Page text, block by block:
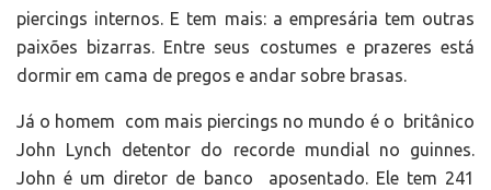
piercings internos. E tem mais: a empresária tem outras
paixões bizarras. Entre seus costumes e prazeres está
dormir em cama de pregos e andar sobre brasas.
Já o homem com mais piercings no mundo é o britânico
John Lynch detentor do recorde mundial no guinnes.
John é um diretor de banco aposentado. Ele tem 241